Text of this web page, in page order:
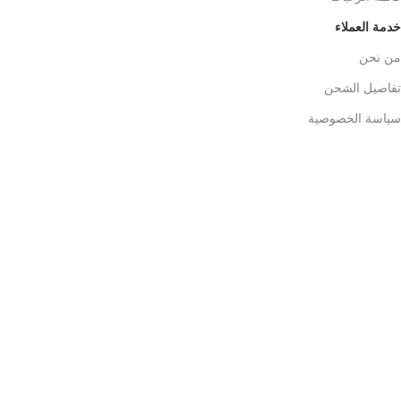
خدمة العملاء
من نحن
تفاصيل الشحن
سياسة الخصوصية